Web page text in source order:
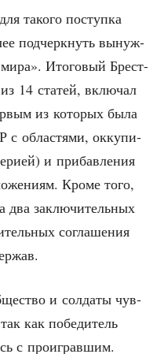
тако­го поступ­ка
под­черк­нуть вынуж­
Ито­го­вый Брест-
14 ста­тей, вклю­чал
из кото­рых была
с обла­стя­ми, окку­пи­
и при­бав­ле­ния
Кро­ме того,
два заклю­чи­тель­ных
согла­ше­ния
и сол­да­ты чув­
как побе­ди­тель
с проигравшим.